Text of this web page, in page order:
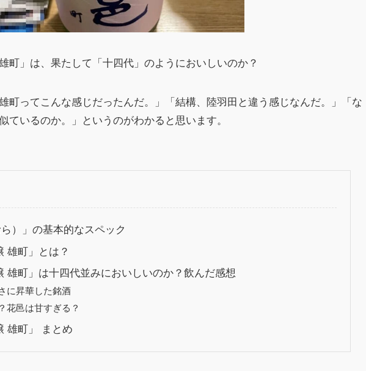
町」は、果たして「十四代」のようにおいしいのか？
町ってこんな感じだったんだ。」「結構、陸羽田と違う感じなんだ。」「な
ているのか。」というのがわかると思います。
ら）」の基本的なスペック
雄町」とは？
雄町」は十四代並みにおいしいのか？飲んだ感想
に昇華した銘酒
花邑は甘すぎる？
雄町」 まとめ